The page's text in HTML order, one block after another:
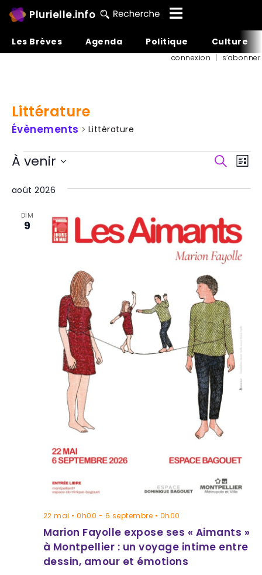
Plurielle.info
Les Brèves Agenda Politique Culture
connexion | s’abonner
Littérature
Évènements Littérature
vues
Liste
À venir
une
date.
août 2026
DIM
9
Marion Fayolle expose ses « Aimants »
à Montpellier : un voyage intime entre
dessin, amour et émotions
22 mai • 0h00 - 6 septembre • 0h00